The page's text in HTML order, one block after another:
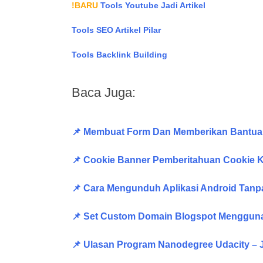
!BARU Tools Youtube Jadi Artikel
Tools SEO Artikel Pilar
Tools Backlink Building
Baca Juga:
📌 Membuat Form Dan Memberikan
📌 Cookie Banner Pemberitahuan Cookie
📌 Cara Mengunduh Aplikasi Android
📌 Set Custom Domain Blogspot
📌 Ulasan Program Nanodegree Udacity –